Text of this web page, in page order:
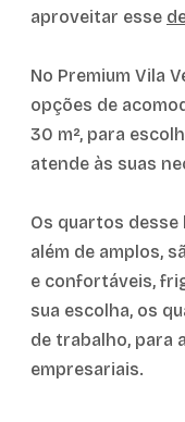
aproveitar esse
No Premium Vila
opções de
30 m², para
atende às suas
Os quartos desse
além de amplos,
e confortáveis,
sua escolha, os
de trabalho, para
empresariais.